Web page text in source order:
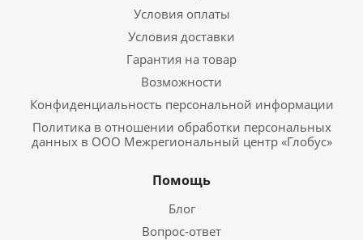
Условия оплаты
Условия доставки
Гарантия на товар
Возможности
Конфиденциальность персональной информации
Политика в отношении обработки персональных
данных в ООО Межрегиональный центр «Глобус»
Помощь
Блог
Вопрос-ответ